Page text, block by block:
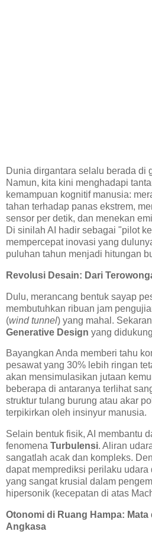
Dunia dirgantara selalu berada di
Namun, kita kini menghadapi
kemampuan kognitif manusia:
tahan terhadap panas ekstrem,
sensor per detik, dan menekan
Di sinilah AI hadir sebagai "pilot
mempercepat inovasi yang
puluhan tahun menjadi hitungan
Revolusi Desain: Dari
Dulu, merancang bentuk sayap
membutuhkan ribuan jam
(wind tunnel) yang mahal.
Generative Design yang
Bayangkan Anda memberi tahu
pesawat yang 30% lebih ringan
akan mensimulasikan jutaan
beberapa di antaranya terlihat
struktur tulang burung atau akar
terpikirkan oleh insinyur manusia.
Selain bentuk fisik, AI membantu
fenomena Turbulensi. Aliran
sangatlah acak dan kompleks.
dapat memprediksi perilaku udara
yang sangat krusial dalam
hipersonik (kecepatan di atas
Otonomi di Ruang Hampa: Mata
Angkasa